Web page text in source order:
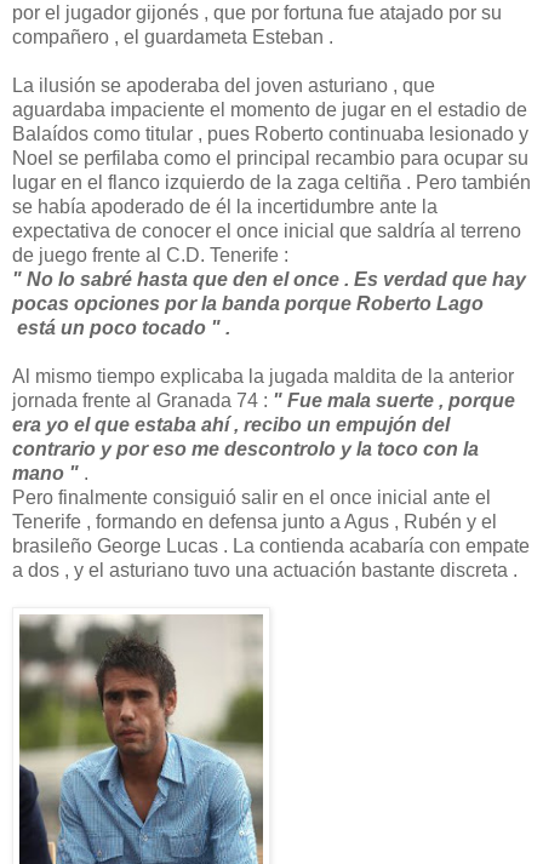
por el jugador gijonés , que por fortuna fue atajado por su
compañero , el guardameta Esteban .
La ilusión se apoderaba del joven asturiano , que
aguardaba impaciente el momento de jugar en el estadio de
Balaídos como titular , pues Roberto continuaba lesionado y
Noel se perfilaba como el principal recambio para ocupar su
lugar en el flanco izquierdo de la zaga celtiña . Pero también
se había apoderado de él la incertidumbre ante la
expectativa de conocer el once inicial que saldría al terreno
de juego frente al C.D. Tenerife :
" No lo sabré hasta que den el once . Es verdad que hay
pocas opciones por la banda porque Roberto Lago
está un poco tocado " .
Al mismo tiempo explicaba la jugada maldita de la anterior
jornada frente al Granada 74 : " Fue mala suerte , porque
era yo el que estaba ahí , recibo un empujón del
contrario y por eso me descontrolo y la toco con la
mano " .
Pero finalmente consiguió salir en el once inicial ante el
Tenerife , formando en defensa junto a Agus , Rubén y el
brasileño George Lucas . La contienda acabaría con empate
a dos , y el asturiano tuvo una actuación bastante discreta .